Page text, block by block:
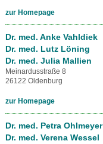
zur Homepage
Dr. med. Anke Vahldiek
Dr. med. Lutz Löning
Dr. med. Julia Mallien
Meinardusstraße 8
26122 Oldenburg
zur Homepage
Dr. med. Petra Ohlmeyer
Dr. med. Verena Wessel